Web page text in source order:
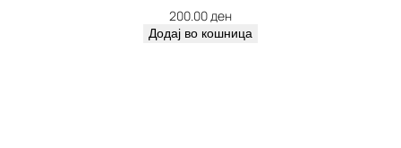
200.00ден
Додај во кошница